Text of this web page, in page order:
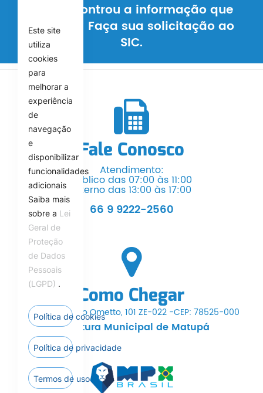
Não encontrou a informação que
procura? Faça sua solicitação ao
SIC.
Fale Conosco
Atendimento:
Público das 07:00 às 11:00
Interno das 13:00 às 17:00
66 9 9222-2560
Como Chegar
Av. Dr. Hermínio Ometto, 101 ZE-022 -CEP: 78525-000
Prefeitura Municipal de Matupá
Este site
utiliza
cookies
para
melhorar a
experiência
de
navegação
e
disponibilizar
funcionalidades
adicionais
Saiba mais
sobre a Lei
Geral de
Proteção
de Dados
Pessoais
(LGPD) .
Política de cookies
Política de privacidade
Termos de uso